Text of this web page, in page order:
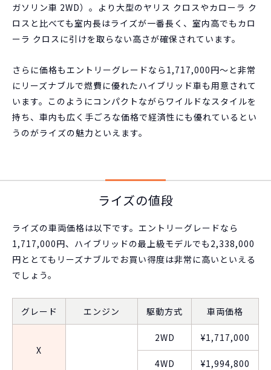
ガソリン車 2WD）。より大型のヤリス クロスやカローラ ク
ロスと比べても室内長はライズが一番長く、室内高でもカロ
ーラ クロスに引けを取らない高さが確保されています。
さらに価格もエントリーグレードなら1,717,000円～と非常
にリーズナブルで燃費に優れたハイブリッド車も用意されて
います。このようにコンパクトながらワイルドなスタイルを
持ち、車内も広く手ごろな価格で経済性にも優れているとい
うのがライズの魅力といえます。
ライズの値段
ライズの車両価格は以下です。エントリーグレードなら
1,717,000円、ハイブリッドの最上級モデルでも2,338,000
円ととてもリーズナブルでお買い得度は非常に高いといえる
でしょう。
グレード エンジン 駆動方式 車両価格
X
2WD ¥1,717,000
4WD ¥1,994,800